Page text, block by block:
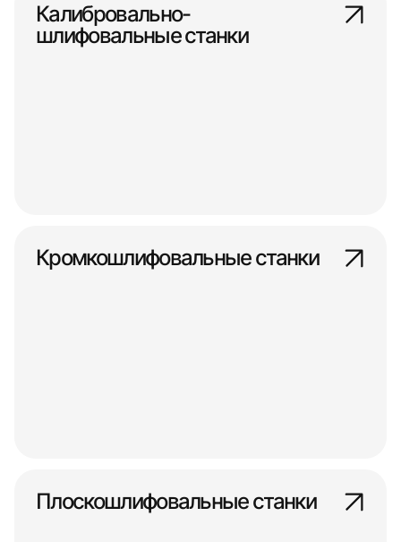
Калибровально-
шлифовальные станки
Кромкошлифовальные станки
Плоскошлифовальные станки